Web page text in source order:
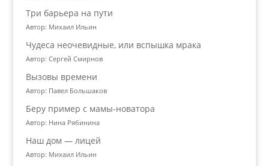
Три барьера на пути
Автор: Михаил Ильин
Чудеса неочевидные, или вспышка мрака
Автор: Сергей Смирнов
Вызовы времени
Автор: Павел Большаков
Беру пример с мамы-новатора
Автор: Нина Рябинина
Наш дом — лицей
Автор: Михаил Ильин